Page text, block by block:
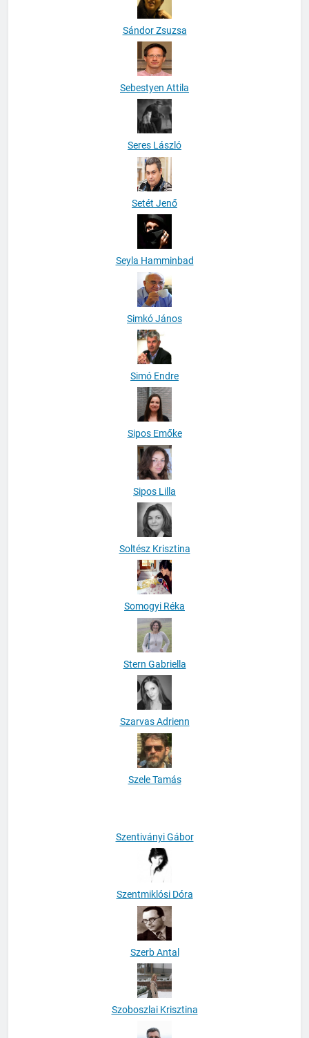
Sándor Zsuzsa
Sebestyen Attila
Seres László
Setét Jenő
Seyla Hamminbad
Simkó János
Simó Endre
Sipos Emőke
Sipos Lilla
Soltész Krisztina
Somogyi Réka
Stern Gabriella
Szarvas Adrienn
Szele Tamás
Szentmiklósi Dóra
Szerb Antal
Szoboszlai Krisztina